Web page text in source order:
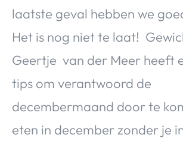
Over Valerie
Over Valerie
De Top 5
VALERIE'S CHOICE
laatste geval hebben we
Het is nog niet te laat!
Geertje van der Meer heeft
tips om verantwoord de
decembermaand door te
eten in december zonder je